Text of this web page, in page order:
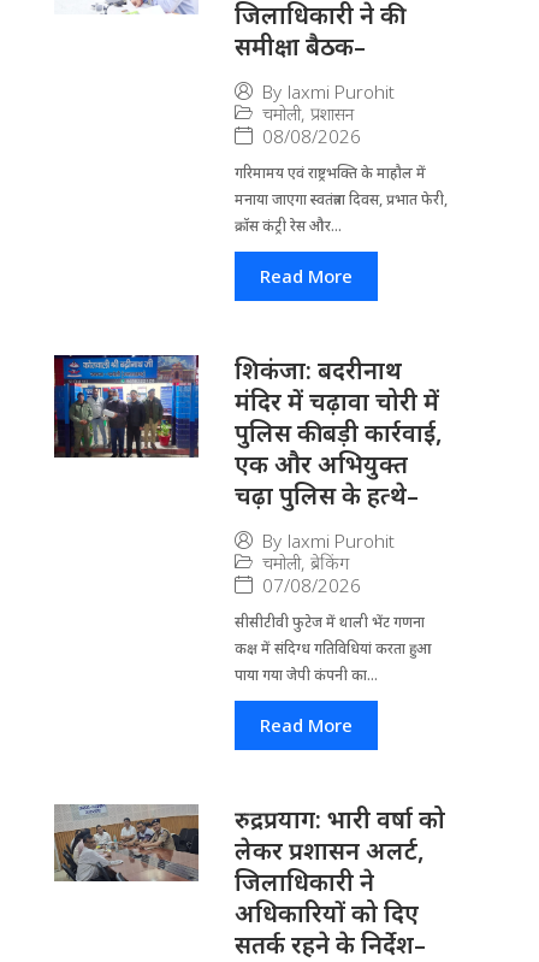
जिलाधिकारी ने की
समीक्षा बैठक–
By laxmi Purohit
चमोली, प्रशासन
08/08/2026
गरिमामय एवं राष्ट्रभक्ति के माहौल में
मनाया जाएगा स्वतंत्रता दिवस, प्रभात फेरी,
क्रॉस कंट्री रेस और...
Read More
​शिकंजा: बदरीनाथ
मंदिर में चढ़ावा चोरी में
पुलिस की बड़ी कार्रवाई,
एक और अभियुक्त
चढ़ा पुलिस के हत्थे–
By laxmi Purohit
चमोली, ब्रेकिंग
07/08/2026
सीसीटीवी फुटेज में थाली भेंट गणना
कक्ष में संदिग्ध गतिविधियां करता हुआ
पाया गया जेपी कंपनी का...
Read More
रुद्रप्रयाग: भारी वर्षा को
लेकर प्रशासन अलर्ट,
जिलाधिकारी ने
अधिकारियों को दिए
सतर्क रहने के निर्देश–